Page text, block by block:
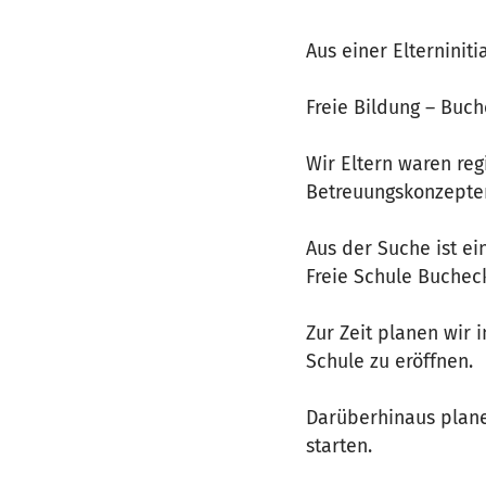
Aus einer
Freie Bildung –
Wir Eltern waren
Aus der Suche ist
Freie Schule
Zur Zeit planen wir
Schule zu eröffnen.
Darüberhinaus
starten.